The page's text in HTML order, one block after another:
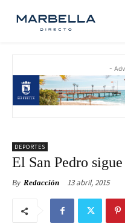
-
DEPORTES
El San Pedro
By Redacción 13 abril, 2015